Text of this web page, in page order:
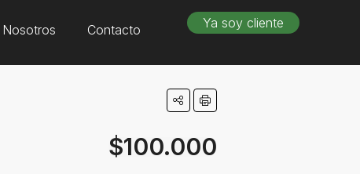
Nosotros Contacto Ya soy cliente
$100.000